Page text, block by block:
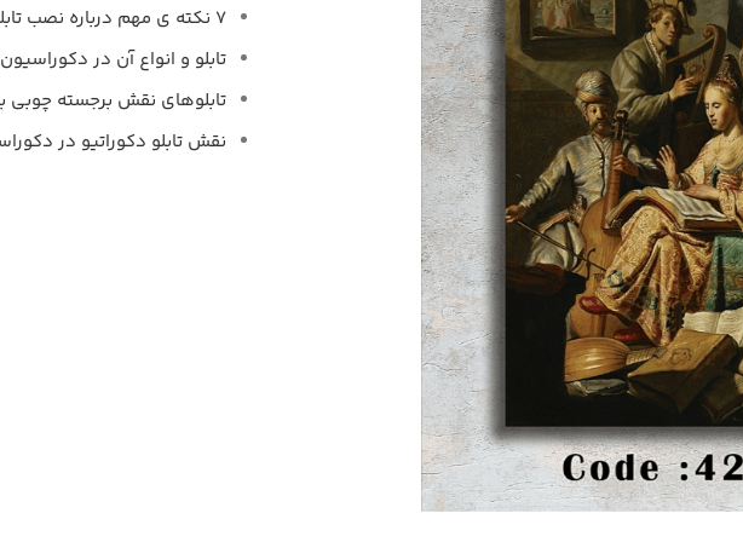
7 نکته ی مهم درباره نصب تابلو
تابلو و انواع آن در
تابلوهای نقش برجسته چوبی
نقش تابلو دکوراتیو در